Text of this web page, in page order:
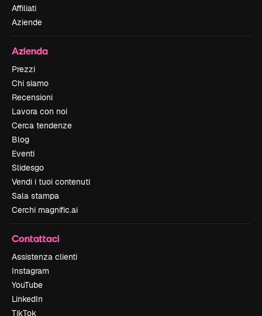
Affiliati
Aziende
Azienda
Prezzi
Chi siamo
Recensioni
Lavora con noi
Cerca tendenze
Blog
Eventi
Slidesgo
Vendi i tuoi contenuti
Sala stampa
Cerchi magnific.ai
Contattaci
Assistenza clienti
Instagram
YouTube
LinkedIn
TikTok